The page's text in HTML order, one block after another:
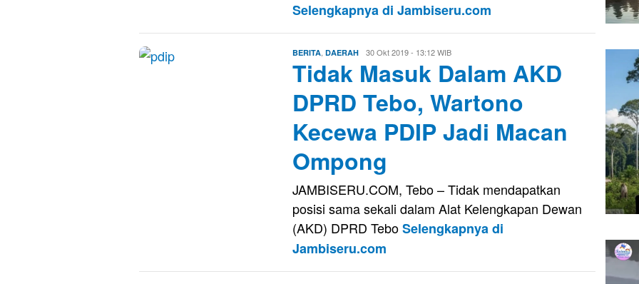
Selengkapnya di Jambiseru.com
BERITA DAERAH Eri
Saputra
30 Okt 2019 - 13:12 WIB
Tidak Masuk Dalam AKD
DPRD Tebo, Wartono
Kecewa PDIP Jadi Macan
Ompong
JAMBISERU.COM, Tebo – Tidak mendapatkan
posisi sama sekali dalam Alat Kelengkapan Dewan
(AKD) DPRD TeboSelengkapnya di
Jambiseru.com